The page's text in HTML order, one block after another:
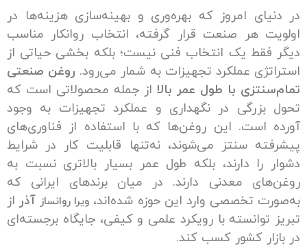
امروز که بهره‌وری و بهینه‌سازی هزینه‌ها در
هر صنعت قرار گرفته، انتخاب روانکار مناسب
یک انتخاب فنی نیست؛ بلکه بخشی حیاتی از
عملکرد تجهیزات به شمار می‌رود. روغن صنعتی
با طول عمر بالا از جمله محصولاتی است که
در نگهداری و عملکرد تجهیزات به وجود
این روغن‌ها که با استفاده از فناوری‌های
سنتز می‌شوند، نه‌تنها قابلیت کار در شرایط
دارند، بلکه طول عمر بسیار بالاتری نسبت به
معدنی دارند. در میان برندهای ایرانی که
تخصصی وارد این حوزه شده‌اند،ویرا روانسازآذراز
با رویکرد علمی و کیفی، جایگاه برجسته‌ای
کشور کسب کند.